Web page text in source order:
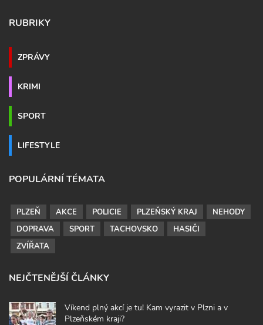
RUBRIKY
ZPRÁVY
KRIMI
SPORT
LIFESTYLE
POPULÁRNÍ TÉMATA
PLZEŇ AKCE POLICIE PLZEŇSKÝ KRAJ
NEHODY
DOPRAVA
SPORT TACHOVSKO
HASIČI
ZVÍŘATA
NEJČTENĚJŠÍ ČLÁNKY
Víkend plný akcí je tu! Kam vyrazit v Plzni a v
Plzeňském kraji?